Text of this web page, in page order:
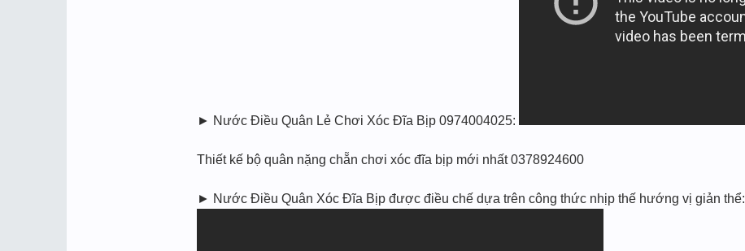
► Nước Điều Quân Lẻ Chơi Xóc Đĩa Bịp 0974004025:
Thiết kế bộ quân nặng chẵn chơi xóc đĩa bịp mới nhất 0378924600
► Nước Điều Quân Xóc Đĩa Bịp được điều chế dựa trên công thức nhịp thế hướng vị giản thể: